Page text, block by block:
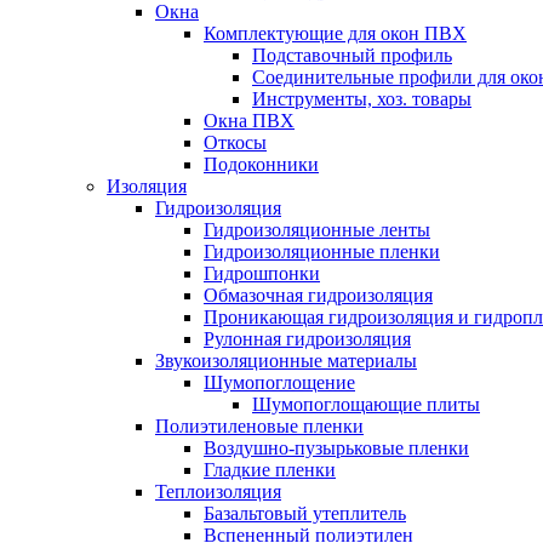
Окна
Комплектующие для окон ПВХ
Подставочный профиль
Соединительные профили для
Инструменты, хоз. товары
Окна ПВХ
Откосы
Подоконники
Изоляция
Гидроизоляция
Гидроизоляционные ленты
Гидроизоляционные пленки
Гидрошпонки
Обмазочная гидроизоляция
Проникающая гидроизоляция и
Рулонная гидроизоляция
Звукоизоляционные материалы
Шумопоглощение
Шумопоглощающие плиты
Полиэтиленовые пленки
Воздушно-пузырьковые пленки
Гладкие пленки
Теплоизоляция
Базальтовый утеплитель
Вспененный полиэтилен